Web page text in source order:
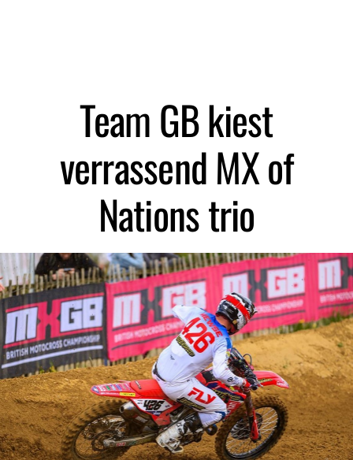
Team GB kiest
verrassend MX of
Nations trio